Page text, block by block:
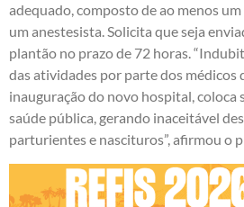
adequado, composto de ao menos
um anestesista. Solicita que seja
plantão no prazo de 72 horas.
das atividades por parte dos médicos
inauguração do novo hospital, coloca
saúde pública, gerando inaceitável
parturientes e nascituros”, afirmou o